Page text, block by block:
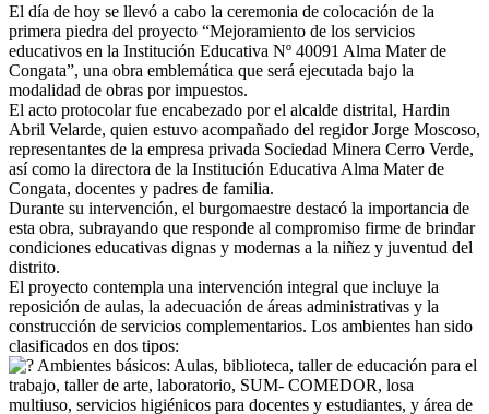
El día de hoy se llevó a cabo la ceremonia de colocación de la
primera piedra del proyecto “Mejoramiento de los servicios
educativos en la Institución Educativa Nº 40091 Alma Mater de
Congata”, una obra emblemática que será ejecutada bajo la
modalidad de obras por impuestos.
El acto protocolar fue encabezado por el alcalde distrital, Hardin
Abril Velarde, quien estuvo acompañado del regidor Jorge Moscoso,
representantes de la empresa privada Sociedad Minera Cerro Verde,
así como la directora de la Institución Educativa Alma Mater de
Congata, docentes y padres de familia.
Durante su intervención, el burgomaestre destacó la importancia de
esta obra, subrayando que responde al compromiso firme de brindar
condiciones educativas dignas y modernas a la niñez y juventud del
distrito.
El proyecto contempla una intervención integral que incluye la
reposición de aulas, la adecuación de áreas administrativas y la
construcción de servicios complementarios. Los ambientes han sido
clasificados en dos tipos:
Ambientes básicos: Aulas, biblioteca, taller de educación para el
trabajo, taller de arte, laboratorio, SUM- COMEDOR, losa
multiuso, servicios higiénicos para docentes y estudiantes, y área de